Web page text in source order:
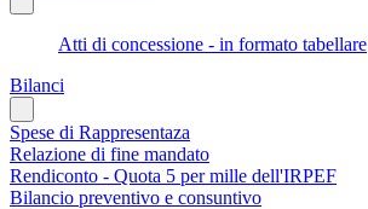
Atti di concessione - in formato tabellare
Bilanci
Spese di Rappresentaza
Relazione di fine mandato
Rendiconto - Quota 5 per mille dell'IRPEF
Bilancio preventivo e consuntivo